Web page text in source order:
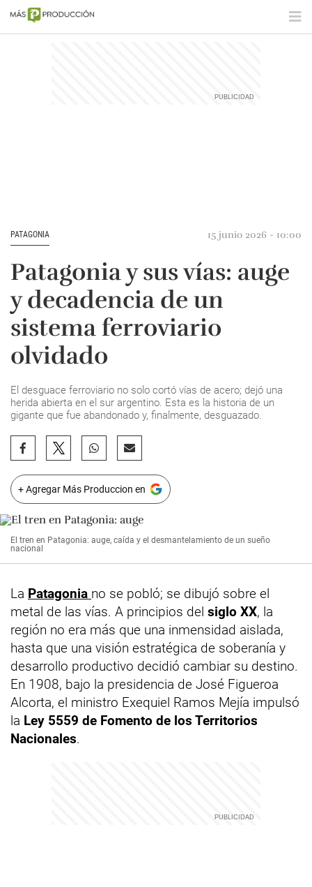
PATAGONIA 15 junio 2026 - 10:00
Patagonia y sus vías: auge
y decadencia de un
sistema ferroviario
olvidado
El desguace ferroviario no solo cortó vías de acero; dejó una
herida abierta en el sur argentino. Esta es la historia de un
gigante que fue abandonado y, finalmente, desguazado.
+ Agregar Más Produccion en
El tren en Patagonia: auge, caída y el desmantelamiento de un sueño
nacional
La Patagonia no se pobló; se dibujó sobre el
metal de las vías. A principios del siglo XX, la
región no era más que una inmensidad aislada,
hasta que una visión estratégica de soberanía y
desarrollo productivo decidió cambiar su destino.
En 1908, bajo la presidencia de José Figueroa
Alcorta, el ministro Exequiel Ramos Mejía impulsó
la Ley 5559 de Fomento de los Territorios
Nacionales.